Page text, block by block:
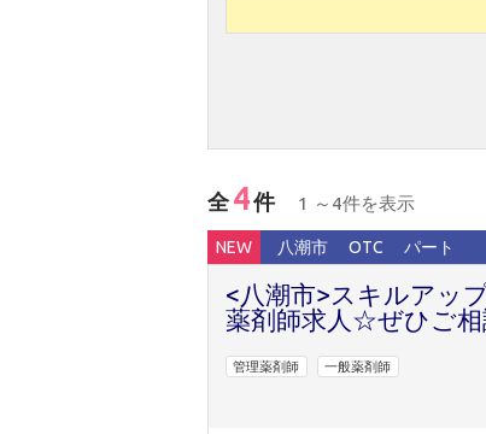
全 4件 1 ～4件を表示
NEW 八潮市 OTC パート
<八潮市>スキルアッ
薬剤師求人☆ぜひご相
管理薬剤師 一般薬剤師